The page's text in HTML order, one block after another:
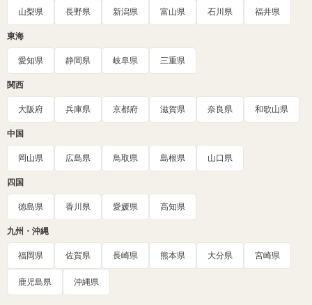
山梨県 長野県 新潟県 富山県 石川県 福井県
東海
愛知県 静岡県 岐阜県 三重県
関西
大阪府 兵庫県 京都府 滋賀県 奈良県 和歌山県
中国
岡山県 広島県 鳥取県 島根県 山口県
四国
徳島県 香川県 愛媛県 高知県
九州・沖縄
福岡県 佐賀県 長崎県 熊本県 大分県 宮崎県
鹿児島県 沖縄県